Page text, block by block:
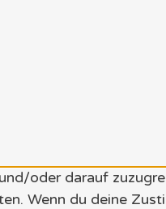
oder darauf
Wenn du deine